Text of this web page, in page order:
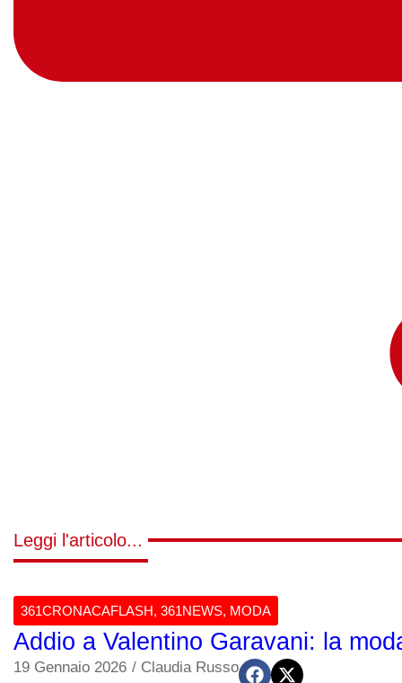
Leggi l'articolo...
361CRONACAFLASH, 361NEWS, MODA
Addio a Valentino Garavani: la
19 Gennaio 2026 / Claudia Russo